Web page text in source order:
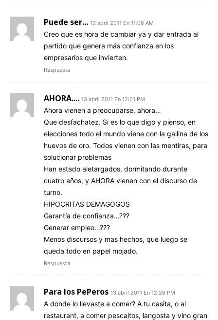
Puede ser... 13 abril 2011 En 11:06 AM
Creo que es hora de cambiar ya y dar entrada al
partido que genera más confianza en los
empresarios que invierten.
Respuesta
AHORA.... 13 abril 2011 En 12:01 PM
Ahora vienen a preocuparse, ahora…
Que desfachatez. Si es lo que digo y pienso, en
elecciones todo el mundo viene con la gallina de los
huevos de oro. Todos vienen con las mentiras, para
solucionar problemas
Han estado aletargados, dormitando durante
cuatro años, y AHORA vienen con el discurso de
turno.
HIPOCRITAS DEMAGOGOS
Garantía de confianza…???
Generar empleo…???
Menos discursos y mas hechos, que luego se
queda todo en papel mojado.
Respuesta
Para los PePeros 13 abril 2011 En 12:26 PM
A donde lo llevaste a comer? A tu casita, o al
restaurant, a comer pescaitos, langosta y vino gran